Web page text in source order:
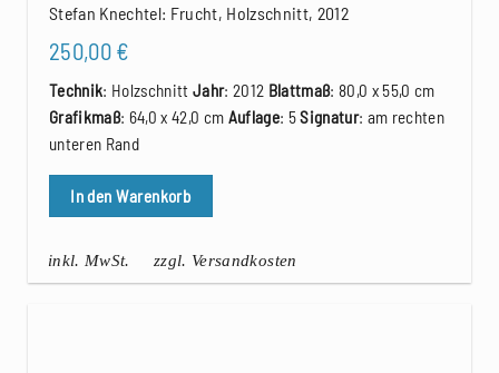
Stefan Knechtel: Frucht, Holzschnitt, 2012
250,00 €
Technik: HolzschnittJahr: 2012 Blattmaß: 80,0 x 55,0 cm
Grafikmaß: 64,0 x 42,0 cm Auflage: 5Signatur: am rechten
unteren Rand
In den Warenkorb
inkl. MwSt. zzgl. Versandkosten